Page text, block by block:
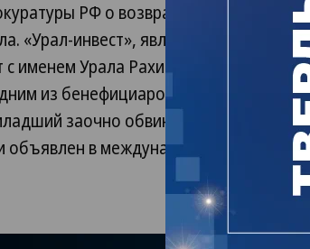
РФ о возврате акций
«Урал-инвест», являвшийся одним
с именем Урала Рахимова — сына экс-
из бенефициаров сделки по
заочно обвиняется в хищении и
в международный розыск.